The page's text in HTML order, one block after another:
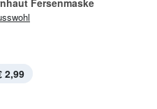
Fersenmaske
2,99